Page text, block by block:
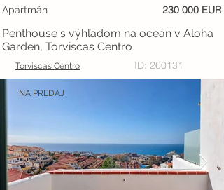
Apartmán 230 000 EUR
Penthouse s výhľadom na oceán v Aloha
Garden, Torviscas Centro
Torviscas Centro ID: 260131
NA PREDAJ